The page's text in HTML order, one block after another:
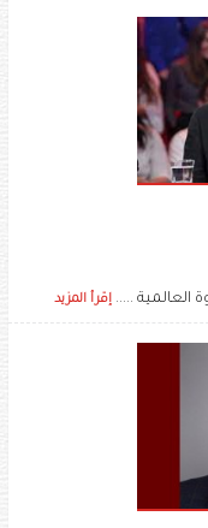
العالمية ..... إقرأ المزيد